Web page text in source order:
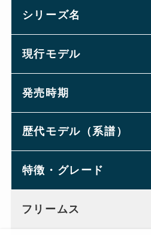
シリーズ名
現行モデル
発売時期
歴代モデル（系譜）
特徴・グレード
フリームス